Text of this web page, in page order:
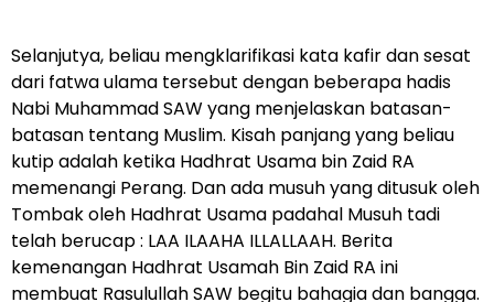
Selanjutya, beliau mengklarifikasi kata kafir dan sesat
dari fatwa ulama tersebut dengan beberapa hadis
Nabi Muhammad SAW yang menjelaskan batasan-
batasan tentang Muslim. Kisah panjang yang beliau
kutip adalah ketika Hadhrat Usama bin Zaid RA
memenangi Perang. Dan ada musuh yang ditusuk oleh
Tombak oleh Hadhrat Usama padahal Musuh tadi
telah berucap : LAA ILAAHA ILLALLAAH. Berita
kemenangan Hadhrat Usamah Bin Zaid RA ini
membuat Rasulullah SAW begitu bahagia dan bangga.